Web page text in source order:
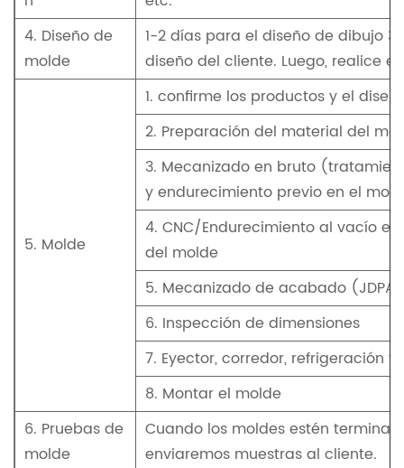
4. Diseño de
molde
1-2 días para el diseño de dibujo
diseño del cliente. Luego, realice
5. Molde
1. confirme los productos y el
2. Preparación del material del
3. Mecanizado en bruto
y endurecimiento previo en el
4. CNC/Endurecimiento al vacío
del molde
5. Mecanizado de acabado
6. Inspección de dimensiones
7. Eyector, corredor, refrigeración
8. Montar el molde
6. Pruebas de
molde
Cuando los moldes estén
enviaremos muestras al cliente.